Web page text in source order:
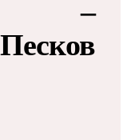
–